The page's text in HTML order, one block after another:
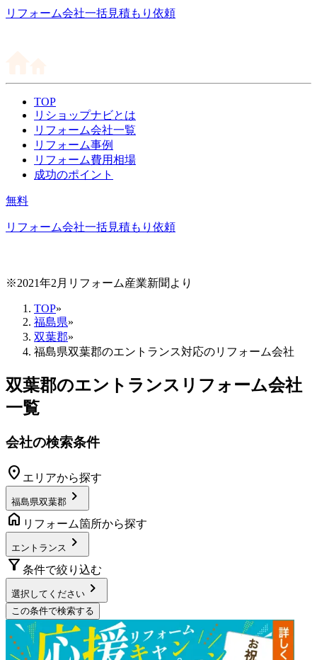
リフォーム会社一括見積もり依頼
TOP
リショップナビとは
リフォーム会社一覧
リフォーム事例
リフォーム費用相場
成功のポイント
無料
リフォーム会社一括見積もり依頼
※2021年2月リフォーム産業新聞より
TOP»
福島県»
双葉郡»
福島県双葉郡のエントランス対応のリフォーム会社
双葉郡のエントランスリフォーム会社
一覧
会社の検索条件
location_on エリアから探す
福島県双葉郡 chevron_right
home リフォーム箇所から探す
エントランス chevron_right
filter_alt 条件で絞り込む
選択してください chevron_right
この条件で検索する